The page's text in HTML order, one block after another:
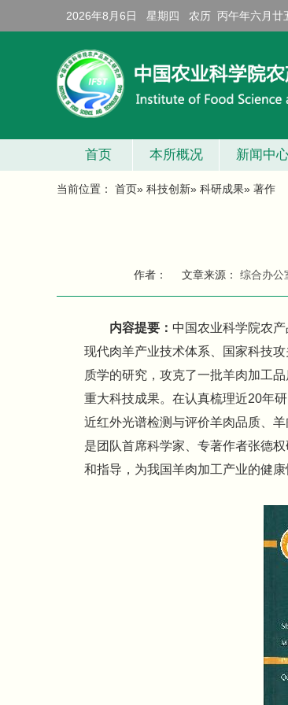
2026年8月6日 星期四 农历 丙午年六月廿
首页 本所概况 新闻中
当前位置： 首页» 科技创新» 科研成果» 著作
作者： 文章来源： 综合办公
内容提要： 中国农业科学院农
现代肉羊产业技术体系、国家科技
质学的研究，攻克了一批羊肉加工
重大科技成果。在认真梳理近20年
近红外光谱检测与评价羊肉品质、
是团队首席科学家、专著作者张德
和指导，为我国羊肉加工产业的健康